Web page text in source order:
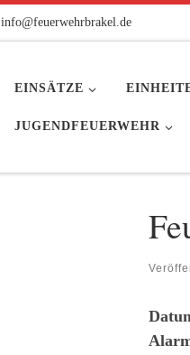
info@feuerwehrbrakel.de
EINSÄTZE
JUGENDFEUERWEHR